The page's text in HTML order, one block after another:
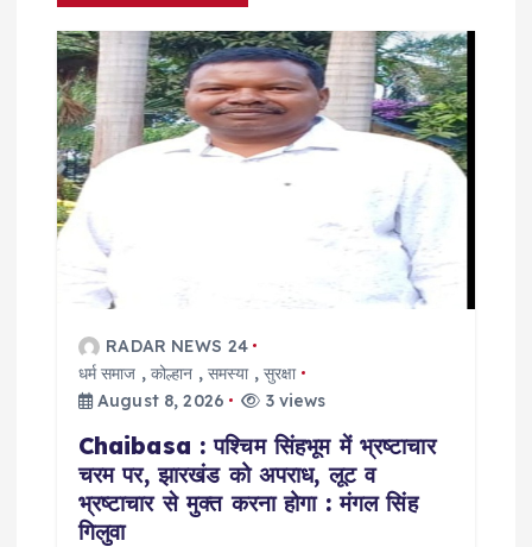
g
a
t
RADAR NEWS 24
धर्म समाज ,कोल्हान , समस्या, सुरक्षा
August 8, 2026
3 views
Chaibasa : पश्चिम सिंहभूम में भ्रष्टाचार
चरम पर, झारखंड को अपराध, लूट व
भ्रष्टाचार से मुक्त करना होगा : मंगल सिंह
गिलुवा